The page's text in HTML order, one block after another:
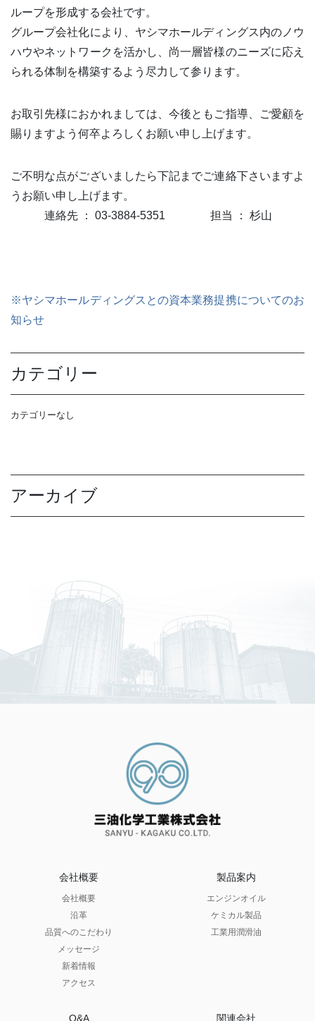
ループを形成する会社です。
グループ会社化により、ヤシマホールディングス内のノウ
ハウやネットワークを活かし、尚一層皆様のニーズに応え
られる体制を構築するよう尽力して参ります。
お取引先様におかれましては、今後ともご指導、ご愛顧を
賜りますよう何卒よろしくお願い申し上げます。
ご不明な点がございましたら下記までご連絡下さいますよ
うお願い申し上げます。
連絡先 ： 03-3884-5351 担当 ： 杉山
※ヤシマホールディングスとの資本業務提携についてのお
知らせ
カテゴリー
カテゴリーなし
アーカイブ
会社概要
会社概要
沿革
品質へのこだわり
メッセージ
新着情報
アクセス
製品案内
エンジンオイル
ケミカル製品
工業用潤滑油
Q&A 関連会社